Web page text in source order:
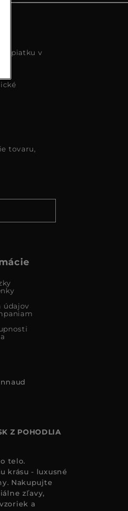
piatku v
tovaru,
údajov
Z POHODLIA
telo.
krásu - luxusné
Nakupujte
zľavy,
a